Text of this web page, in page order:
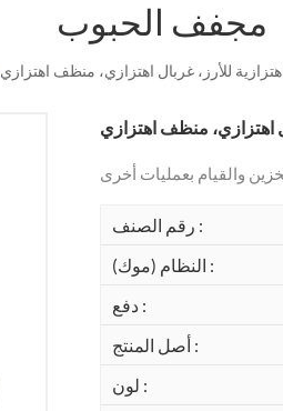
مجفف الحبوب
للأرز، غربال اهتزازي، منظف اهتزازي
اهتزازي، منظف اهتزازي
رقم الصنف :
النظام (موك) :
دفع :
أصل المنتج :
لون :